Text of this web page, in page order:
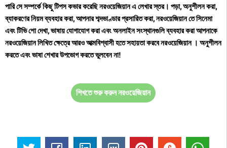
পারি সে সম্পর্কে কিছু টিপস কভার করেছি নরওয়েজিয়ান এ লেখার স্তর। পড়া, অনুশীলন করা,
ব্যাকরণের নিয়ম ব্যবহার করা, আপনার শব্দভাণ্ডার প্রসারিত করা, নরওয়েজিয়ান তে সিনেমা
এবং টিভি শো দেখা, ভাষায় যোগাযোগ করা এবং অনলাইন সংস্থানগুলি ব্যবহার করা আপনাকে
নরওয়েজিয়ান লিখিত ক্ষেত্রে আরও আত্মবিশ্বাসী হতে সহায়তা করবে নরওয়েজিয়ান । অনুশীলন
করতে এবং ভাষা শেখার উপভোগ করতে ভুলবেন না!
শিখতে শুরু করুন নরওয়েজিয়ান